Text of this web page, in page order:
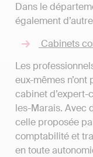
Dans le
également
Cabinets
Les
eux-mêmes
cabinet
les-Marais. Avec
celle proposée
comptabilité et
en toute